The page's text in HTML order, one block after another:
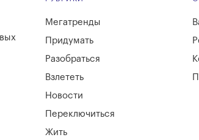
Мегатренды
Придумать
Разобраться
Взлететь
Новости
Переключиться
Жить